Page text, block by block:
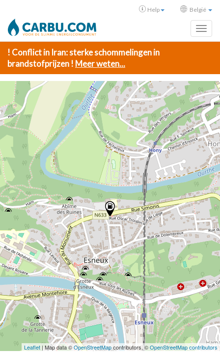
Help België
! Conflict in Iran: sterke schommelingen in
brandstofprijzen ! Meer weten...
Leaflet | Map data ©OpenStreetMapcontributors, ©OpenStreetMap contributors